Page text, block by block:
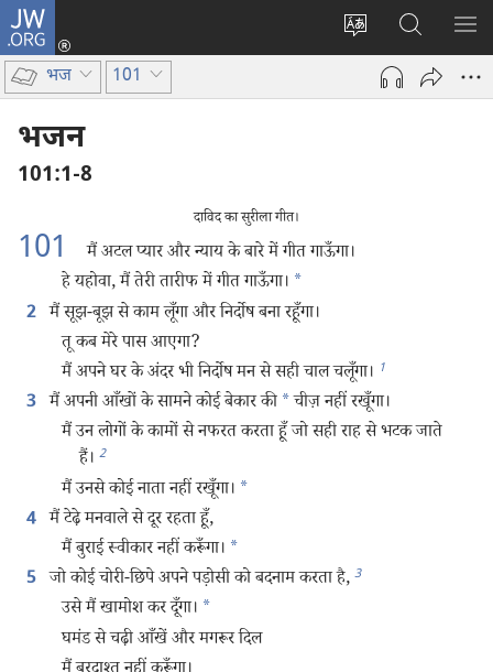
JW.ORG
वेबसाइट
भाषा
लॉग-
इन
(opens
JW.ORG
खोजें
मैन्यू
भज 101
भजन
101:1-8
दाविद का सुरीला गीत।
101
मैं अटल प्यार और न्याय के बारे में गीत गाऊँगा।
हे यहोवा, मैं तेरी तारीफ में गीत गाऊँगा। *
2 मैं सूझ-बूझ से काम लूँगा और निर्दोष बना रहूँगा।
तू कब मेरे पास आएगा?
मैं अपने घर के अंदर भी निर्दोष मन से सही चाल चलूँगा। 1
3 मैं अपनी आँखों के सामने कोई बेकार की *चीज़ नहीं रखूँगा।
मैं उन लोगों के कामों से नफरत करता हूँ जो सही राह से भटक जाते
हैं। 2
मैं उनसे कोई नाता नहीं रखूँगा। *
4 मैं टेढ़े मनवाले से दूर रहता हूँ,
मैं बुराई स्वीकार नहीं करूँगा। *
5 जो कोई चोरी-छिपे अपने पड़ोसी को बदनाम करता है, 3
उसे मैं खामोश कर दूँगा। *
घमंड से चढ़ी आँखें और मगरूर दिल